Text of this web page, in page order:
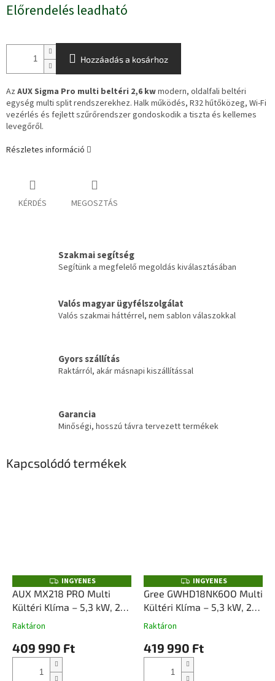
Előrendelés leadható
Hozzáadás a kosárhoz
Az AUX Sigma Pro multi beltéri 2,6 kwmodern, oldalfali beltéri
egység multi split rendszerekhez. Halk működés, R32 hűtőközeg, Wi-Fi
vezérlés és fejlett szűrőrendszer gondoskodik a tiszta és kellemes
levegőről.
Részletes információ
KÉRDÉS MEGOSZTÁS
Szakmai segítség
Segítünk a megfelelő megoldás kiválasztásában
Valós magyar ügyfélszolgálat
Valós szakmai háttérrel, nem sablon válaszokkal
Gyors szállítás
Raktárról, akár másnapi kiszállítással
Garancia
Minőségi, hosszú távra tervezett termékek
Kapcsolódó termékek
I
N
G
Y
INGYENES
AUX MX218 PRO Multi
Kültéri Klíma – 5,3 kW, 2
Beltérihez, Tálcafűtéssel
Raktáron
409 990 Ft
I
N
G
Y
INGYENES
Gree GWHD18NK6OO Multi
Kültéri Klíma – 5,3 kW, 2
Beltérihez, Tálcafűtéssel
Raktáron
419 990 Ft